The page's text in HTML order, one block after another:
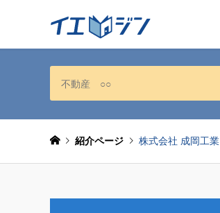
紹介ページ 株式会社 成岡工業